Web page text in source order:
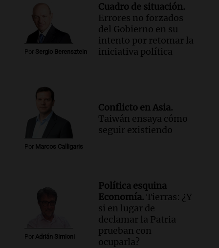
Por Sergio Berensztein
Cuadro de situación.
Errores no forzados
del Gobierno en su
intento por retomar la
iniciativa política
Por Marcos Calligaris
Conflicto en Asia.
Taiwán ensaya cómo
seguir existiendo
Por Adrián Simioni
Política esquina
Economía. Tierras: ¿Y
si en lugar de
declamar la Patria
prueban con
ocuparla?